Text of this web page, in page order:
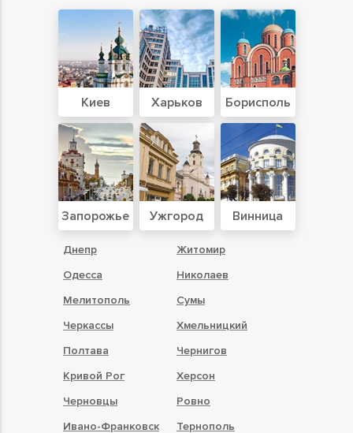
Киев Харьков Борисполь
Запорожье Ужгород Винница
Днепр
Житомир
Одесса
Николаев
Мелитополь
Сумы
Черкассы
Хмельницкий
Полтава
Чернигов
Кривой Рог
Херсон
Черновцы
Ровно
Ивано-Франковск
Тернополь